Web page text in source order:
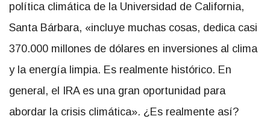
política climática de la Universidad de California,
Santa Bárbara, «incluye muchas cosas, dedica casi
370.000 millones de dólares en inversiones al clima
y la energía limpia. Es realmente histórico. En
general, el IRA es una gran oportunidad para
abordar la crisis climática». ¿Es realmente así?